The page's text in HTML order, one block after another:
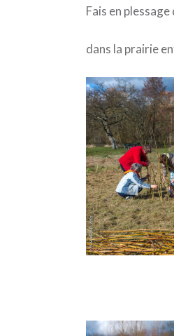
Fais en
dans la prairie